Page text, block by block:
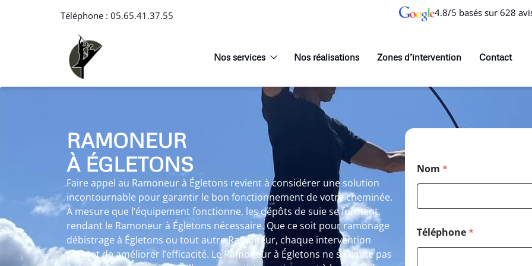
Téléphone : 05.65.41.37.55 4.8/5 basés sur 628
Nos services Nos réalisations Zones d’intervention Contact
RAMONEUR
À ÉGLETONS
Faire appel au Ramoneur à Égletons revient à considérer une solution
incontournable pour garantir le bon fonctionnement de votre cheminée.
À mesure que l’équipement fonctionne, les dépôts de suie se forment,
rendant le Ramoneur à Égletons nécessaire. Que ce soit pour ramonage
débistrage à Égletons ou tout autre Ramoneur, chaque intervention
permet de améliorer l’efficacité. Le Ramoneur à Égletons ne se limite pas
Nom *
Téléphone*